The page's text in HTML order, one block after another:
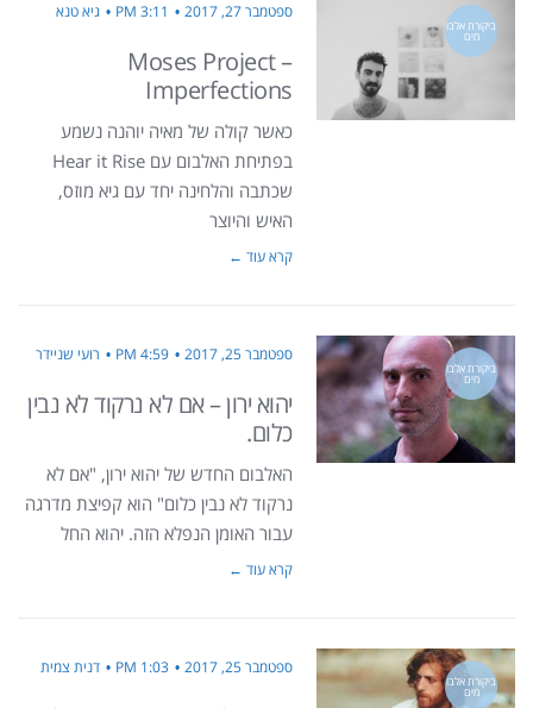
ביקורת אלבו
מים
ספטמבר 27, 2017 3:11 PM גיא טנא
Moses Project –
Imperfections
כאשר קולה של מאיה יוהנה נשמע
בפתיחת האלבום עם Hear it Rise
שכתבה והלחינה יחד עם גיא מוזס,
האיש והיוצר
קרא עוד ←
ביקורת אלבו
מים
ספטמבר 25, 2017 4:59 PM רועי שניידר
יהוא ירון – אם לא נרקוד לא נבין
כלום.
האלבום החדש של יהוא ירון, "אם לא
נרקוד לא נבין כלום" הוא קפיצת מדרגה
עבור האומן הנפלא הזה. יהוא החל
קרא עוד ←
ביקורת אלבו
מים
ספטמבר 25, 2017 1:03 PM דנית צמית